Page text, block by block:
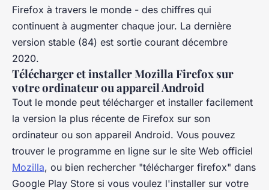
Firefox à travers le monde - des chiffres qui
continuent à augmenter chaque jour. La dernière
version stable (84) est sortie courant décembre
2020.
Télécharger et installer Mozilla Firefox sur
votre ordinateur ou appareil Android
Tout le monde peut télécharger et installer facilement
la version la plus récente de Firefox sur son
ordinateur ou son appareil Android. Vous pouvez
trouver le programme en ligne sur le site Web officiel
Mozilla, ou bien rechercher "télécharger firefox" dans
Google Play Store si vous voulez l'installer sur votre